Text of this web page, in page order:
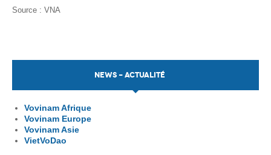
Source : VNA
NEWS - ACTUALITÉ
Vovinam Afrique
Vovinam Europe
Vovinam Asie
VietVoDao